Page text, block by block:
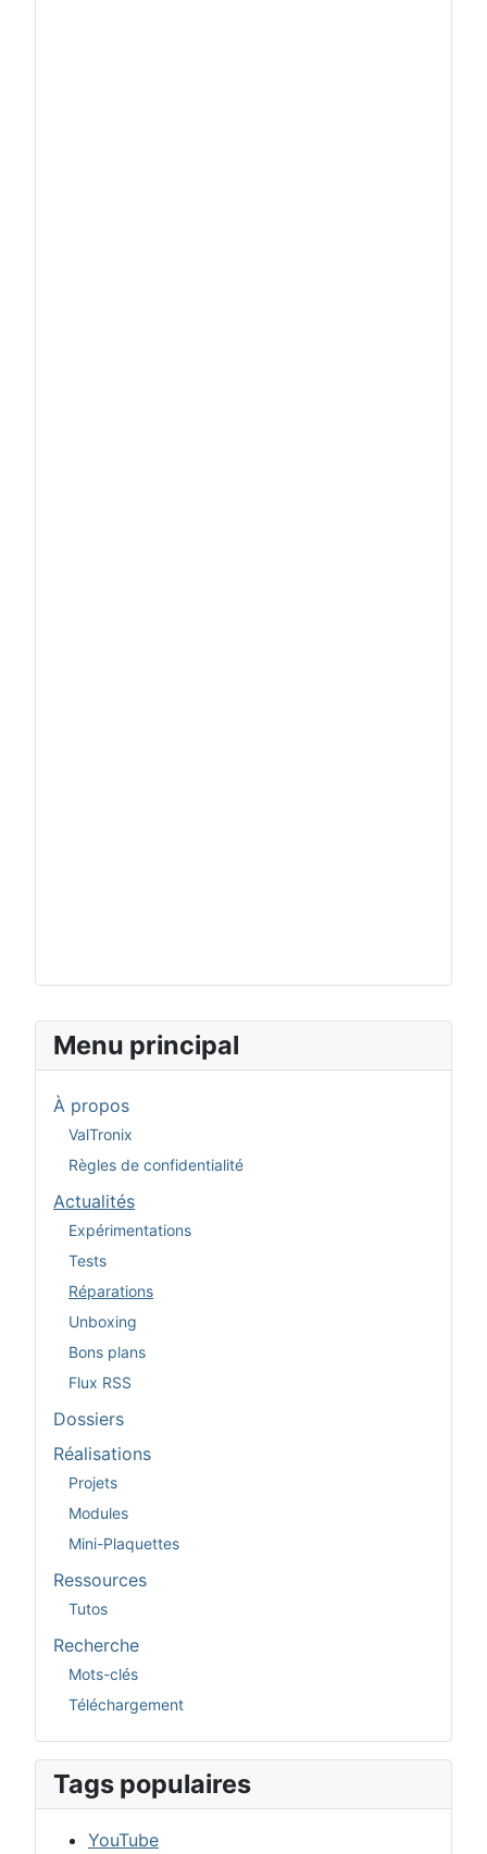
Menu principal
À propos
ValTronix
Règles de confidentialité
Actualités
Expérimentations
Tests
Réparations
Unboxing
Bons plans
Flux RSS
Dossiers
Réalisations
Projets
Modules
Mini-Plaquettes
Ressources
Tutos
Recherche
Mots-clés
Téléchargement
Tags populaires
YouTube